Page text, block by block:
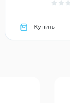
Купить